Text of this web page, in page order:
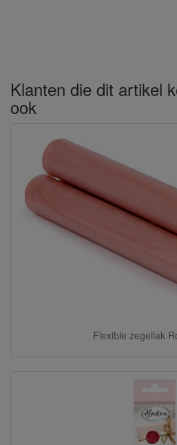
Klanten die dit artikel
ook
Flexible zegellak